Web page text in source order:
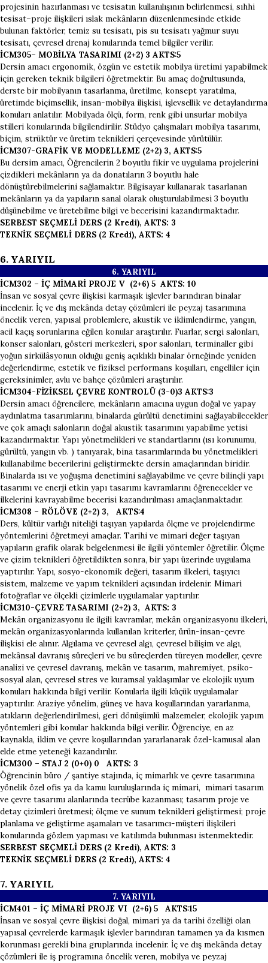
projesinin hazırlanması ve tesisatın kullanılışının belirlenmesi, sıhhi
tesisat–proje ilişkileri ıslak mekânların düzenlenmesinde etkide
bulunan faktörler, temiz su tesisatı, pis su tesisatı yağmur suyu
tesisatı, çevresel drenaj konularında temel bilgiler verilir.
İCM305– MOBİLYA TASARIMI (2+2) 3 AKTS:5
Dersin amacı ergonomik, özgün ve estetik mobilya üretimi yapabilmek
için gereken teknik bilgileri öğretmektir. Bu amaç doğrultusunda,
derste bir mobilyanın tasarlanma, üretilme, konsept yaratılma,
üretimde biçimsellik, insan-mobilya ilişkisi, işlevsellik ve detaylandırma
konuları anlatılır. Mobilyada ölçü, form, renk gibi unsurlar mobilya
stilleri konularında bilgilendirilir. Stüdyo çalışmaları mobilya tasarımı,
biçim, strüktür ve üretim teknikleri çerçevesinde yürütülür.
İCM307-GRAFİK VE MODELLEME (2+2) 3, AKTS:5
Bu dersim amacı, Öğrencilerin 2 boyutlu fikir ve uygulama projelerini
çizdikleri mekânların ya da donatıların 3 boyutlu hale
dönüştürebilmelerini sağlamaktır. Bilgisayar kullanarak tasarlanan
mekânların ya da yapıların sanal olarak oluşturulabilmesi 3 boyutlu
düşünebilme ve üretebilme bilgi ve becerisini kazandırmaktadır.
SERBEST SEÇMELİ DERS (2 Kredi), AKTS: 3
TEKNİK SEÇMELİ DERS (2 Kredi), AKTS: 4
6. YARIYIL
6. YARIYIL
İCM302 – İÇ MİMARİ PROJE V (2+6) 5 AKTS: 10
İnsan ve sosyal çevre ilişkisi karmaşık işlevler barındıran binalar
incelenir. İç ve dış mekânda detay çözümleri ile peyzaj tasarımına
öncelik veren, yapısal problemlere, akustik ve iklimlendirme, yangın,
acil kaçış sorunlarına eğilen konular araştırılır. Fuarlar, sergi salonları,
konser salonları, gösteri merkezleri, spor salonları, terminaller gibi
yoğun sirkülâsyonun olduğu geniş açıklıklı binalar örneğinde yeniden
değerlendirme, estetik ve fiziksel performans koşulları, engelliler için
gereksinimler, avlu ve bahçe çözümleri araştırılır.
İCM304-FİZİKSEL ÇEVRE KONTROLÜ (3-0)3 AKTS:3
Dersin amacı öğrencilere, mekânların amacına uygun doğal ve yapay
aydınlatma tasarımlarını, binalarda gürültü denetimini sağlayabilecekler
ve çok amaçlı salonların doğal akustik tasarımını yapabilme yetisi
kazandırmaktır. Yapı yönetmelikleri ve standartlarını (ısı korunumu,
gürültü, yangın vb. ) tanıyarak, bina tasarımlarında bu yönetmelikleri
kullanabilme becerilerini geliştirmekte dersin amaçlarından biridir.
Binalarda ısı ve yoğuşma denetimini sağlayabilme ve çevre bilinçli yapı
tasarımı ve enerji etkin yapı tasarımı kavramlarını öğrenecekler ve
ilkelerini kavrayabilme becerisi kazandırılması amaçlanmaktadır.
İCM308 – RÖLÖVE (2+2) 3, AKTS:4
Ders, kültür varlığı niteliği taşıyan yapılarda ölçme ve projelendirme
yöntemlerini öğretmeyi amaçlar. Tarihi ve mimari değer taşıyan
yapıların grafik olarak belgelenmesi ile ilgili yöntemler öğretilir. Ölçme
ve çizim teknikleri öğretildikten sonra, bir yapı üzerinde uygulama
yaptırılır. Yapı, sosyo-ekonomik değeri, tasarım ilkeleri, taşıyıcı
sistem, malzeme ve yapım teknikleri açısından irdelenir. Mimari
fotoğraflar ve ölçekli çizimlerle uygulamalar yaptırılır.
İCM310-ÇEVRE TASARIMI (2+2) 3, AKTS: 3
Mekân organizasyonu ile ilgili kavramlar, mekân organizasyonu ilkeleri,
mekân organizasyonlarında kullanılan kriterler, ürün-insan-çevre
ilişkisi ele alınır. Algılama ve çevresel algı, çevresel bilişim ve algı,
mekânsal davranış süreçleri ve bu süreçlerden türeyen modeller, çevre
analizi ve çevresel davranış, mekân ve tasarım, mahremiyet, psiko-
sosyal alan, çevresel stres ve kuramsal yaklaşımlar ve ekolojik uyum
konuları hakkında bilgi verilir. Konularla ilgili küçük uygulamalar
yaptırılır. Araziye yönelim, güneş ve hava koşullarından yararlanma,
atıkların değerlendirilmesi, geri dönüşümlü malzemeler, ekolojik yapım
yöntemleri gibi konular hakkında bilgi verilir. Öğrenciye, en az
kaynakla, iklim ve çevre koşullarından yararlanarak özel-kamusal alan
elde etme yeteneği kazandırılır.
İCM300 – STAJ 2 (0+0) 0 AKTS: 3
Öğrencinin büro / şantiye stajında, iç mimarlık ve çevre tasarımına
yönelik özel ofis ya da kamu kuruluşlarında iç mimari, mimari tasarım
ve çevre tasarımı alanlarında tecrübe kazanması; tasarım proje ve
detay çizimleri üretmesi; ölçme ve sunum teknikleri geliştirmesi; proje
planlama ve geliştirme aşamaları ve tasarımcı-müşteri ilişkileri
konularında gözlem yapması ve katılımda bulunması istenmektedir.
SERBEST SEÇMELİ DERS (2 Kredi), AKTS: 3
TEKNİK SEÇMELİ DERS (2 Kredi), AKTS: 4
7. YARIYIL
7. YARIYIL
İCM401 – İÇ MİMARİ PROJE VI (2+6) 5 AKTS:15
İnsan ve sosyal çevre ilişkisi doğal, mimari ya da tarihi özelliği olan
yapısal çevrelerde karmaşık işlevler barındıran tamamen ya da kısmen
korunması gerekli bina gruplarında incelenir. İç ve dış mekânda detay
çözümleri ile iş programına öncelik veren, mobilya ve peyzaj